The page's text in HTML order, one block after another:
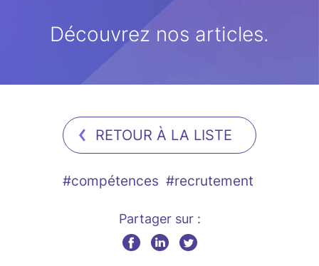
Découvrez nos articles.
RETOUR À LA LISTE
#compétences #recrutement
Partager sur :